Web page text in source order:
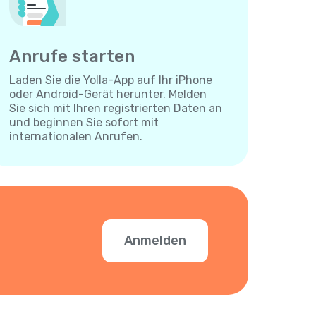
Anrufe starten
Laden Sie die Yolla-App auf Ihr iPhone
oder Android-Gerät herunter. Melden
Sie sich mit Ihren registrierten Daten an
und beginnen Sie sofort mit
internationalen Anrufen.
Anmelden